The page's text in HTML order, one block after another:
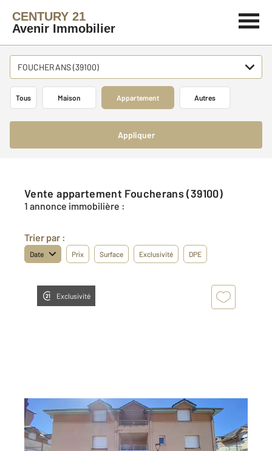
CENTURY 21
Avenir Immobilier
FOUCHERANS (39100)
Tous Maison Appartement Autres
Appliquer
Vente appartement Foucherans (39100)
1 annonce immobilière :
Trier par :
Date Prix Surface Exclusivité DPE
Exclusivité
FOUCHERANS 39
80 m2, 5 pièces
Ref : 13400